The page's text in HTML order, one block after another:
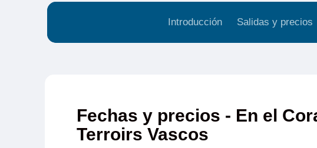
Introducción Salidas y precios
Fechas y precios - En el
Terroirs Vascos